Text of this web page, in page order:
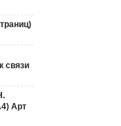
связи
Арт